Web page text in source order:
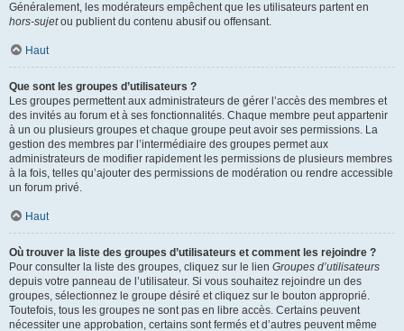
Généralement, les modérateurs empêchent que les utilisateurs partent en
hors-sujetou publient du contenu abusif ou offensant.
Haut
Que sont les groupes d’utilisateurs ?
Les groupes permettent aux administrateurs de gérer l’accès des membres et
des invités au forum et à ses fonctionnalités. Chaque membre peut appartenir
à un ou plusieurs groupes et chaque groupe peut avoir ses permissions. La
gestion des membres par l’intermédiaire des groupes permet aux
administrateurs de modifier rapidement les permissions de plusieurs membres
à la fois, telles qu’ajouter des permissions de modération ou rendre accessible
un forum privé.
Haut
Où trouver la liste des groupes d’utilisateurs et comment les rejoindre ?
Pour consulter la liste des groupes, cliquez sur le lien Groupes d’utilisateurs
depuis votre panneau de l’utilisateur. Si vous souhaitez rejoindre un des
groupes, sélectionnez le groupe désiré et cliquez sur le bouton approprié.
Toutefois, tous les groupes ne sont pas en libre accès. Certains peuvent
nécessiter une approbation, certains sont fermés et d’autres peuvent même